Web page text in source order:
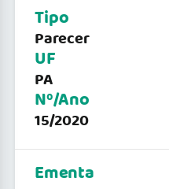
Tipo
Parecer
UF
PA
Nº/Ano
15/2020
Ementa